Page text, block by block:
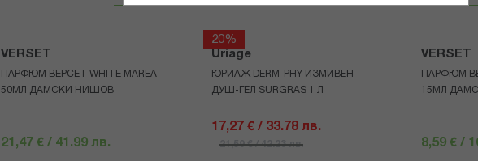
VERSET
ПАРФЮМ ВЕРСЕТ WHITE MAREA
50МЛ ДАМСКИ НИШОВ
21,47 € / 41.99 лв.
20%
Uriage
ЮРИАЖ DERM-PHY ИЗМИВЕН
ДУШ-ГЕЛ SURGRAS 1 Л
17,27 € / 33.78 лв.
21,59 € / 42.23 лв.
VERSET
ПАРФЮМ
15МЛ
8,59 € /